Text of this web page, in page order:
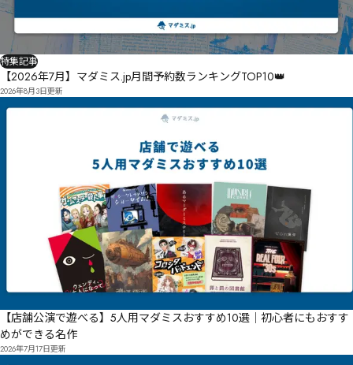
特集記事
【2026年7月】マダミス.jp月間予約数ランキングTOP10👑
2026年8月3日更新
【店舗公演で遊べる】5人用マダミスおすすめ10選｜初心者にもおすす
めができる名作
2026年7月17日更新